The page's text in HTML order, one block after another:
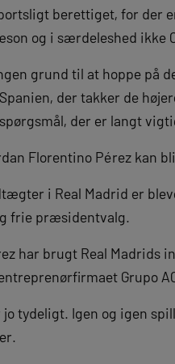
berettiget, for der
og i særdeleshed ikke
grund til at hoppe på
der takker de
der er langt
Florentino Pérez kan
i Real Madrid er
frie præsidentvalg.
har brugt Real Madrids
Grupo
jo tydeligt. Igen og igen